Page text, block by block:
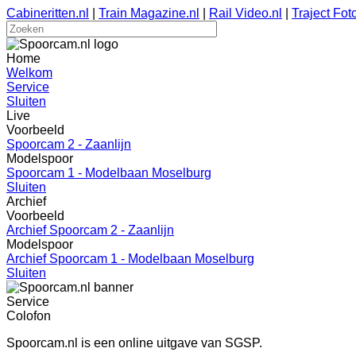
Cabineritten.nl Train Magazine.nl Rail Video.nl Traject
Home
Welkom
Service
Sluiten
Live
Voorbeeld
Spoorcam 2 - Zaanlijn
Modelspoor
Spoorcam 1 - Modelbaan Moselburg
Sluiten
Archief
Voorbeeld
Archief Spoorcam 2 - Zaanlijn
Modelspoor
Archief Spoorcam 1 - Modelbaan Moselburg
Sluiten
Service
Colofon
Spoorcam.nl is een online uitgave van SGSP.